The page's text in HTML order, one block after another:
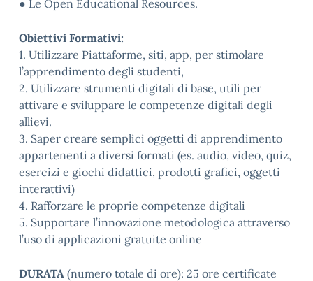
● Le Open Educational Resources.
Obiettivi Formativi:
1. Utilizzare Piattaforme, siti, app, per stimolare
l’apprendimento degli studenti,
2. Utilizzare strumenti digitali di base, utili per
attivare e sviluppare le competenze digitali degli
allievi.
3. Saper creare semplici oggetti di apprendimento
appartenenti a diversi formati (es. audio, video, quiz,
esercizi e giochi didattici, prodotti grafici, oggetti
interattivi)
4. Rafforzare le proprie competenze digitali
5. Supportare l’innovazione metodologica attraverso
l’uso di applicazioni gratuite online
DURATA (numero totale di ore): 25 ore certificate